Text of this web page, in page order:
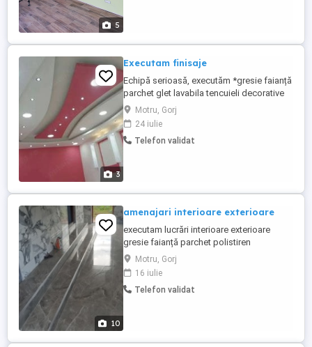
5
3
Executam finisaje
Echipă serioasă, executăm *gresie faianță
parchet glet lavabila tencuieli decorative
vopsea San Marco tavane false pereți
despărțitori sape izolații interioare și
exterioare sanitare instalații electrice etc...
Marian
Motru, Gorj
24 iulie
Telefon validat
10
amenajari interioare exterioare
executam lucrări interioare exterioare
gresie faianță parchet polistiren
decorativa rigips (etc)
Motru, Gorj
16 iulie
Telefon validat